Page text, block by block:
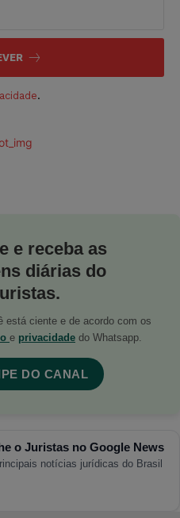
.
e receba as
diárias do
está ciente e de acordo com os
e privacidade do Whatsapp.
DO CANAL
o Juristas no Google News
notícias jurídicas do Brasil